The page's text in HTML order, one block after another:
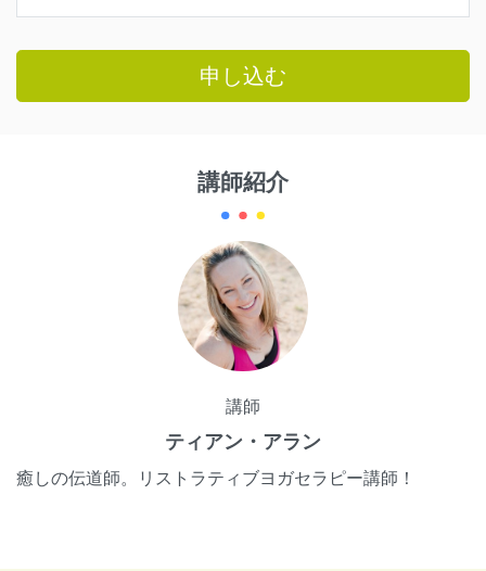
申し込む
講師紹介
講師
ティアン・アラン
癒しの伝道師。リストラティブヨガセラピー講師！